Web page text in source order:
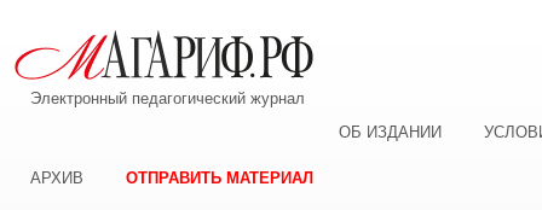
Электронный педагогический журнал
ОБ ИЗДАНИИ
АРХИВ ОТПРАВИТЬ МАТЕРИАЛ